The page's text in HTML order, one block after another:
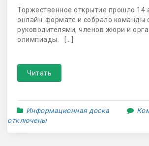
Торжественное открытие прошло 14
онлайн-формате и собрало команды
руководителями, членов жюри и
олимпиады. […]
Читать
Информационная доска
отключены